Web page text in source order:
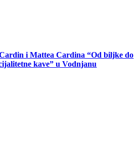
i Mattea Cardina “Od biljke do
kave” u Vodnjanu